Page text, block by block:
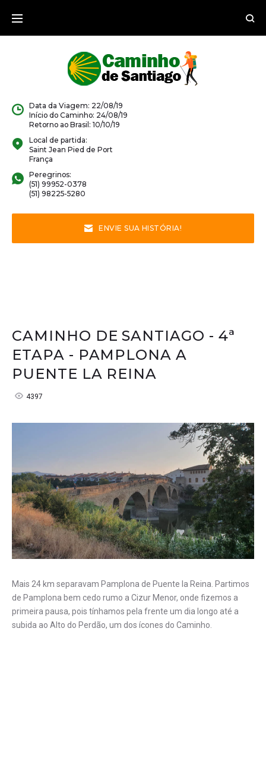
para
Data da Viagem: 22/08/19
Início do Caminho: 24/08/19
Retorno ao Brasil: 10/10/19
Local de partida:
Saint Jean Pied de Port
França
Peregrinos:
(51) 99952-0378
(51) 98225-5280
ENVIE SUA HISTÓRIA!
CAMINHO DE SANTIAGO - 4ª
ETAPA - PAMPLONA A
PUENTE LA REINA
4397
Mais 24 km separavam Pamplona de Puente la Reina. Partimos
de Pamplona bem cedo rumo a Cizur Menor, onde fizemos a
primeira pausa, pois tínhamos pela frente um dia longo até a
subida ao Alto do Perdão, um dos ícones do Caminho.